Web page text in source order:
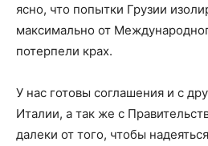
ясно, что попытки Грузии
максимально от
потерпели крах.
У нас готовы соглашения и с
Италии, а так же с
далеки от того, чтобы